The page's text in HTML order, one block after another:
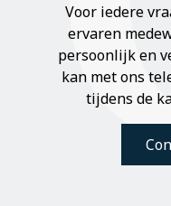
Voor iedere
ervaren
persoonlijk en
kan met ons
tijdens de